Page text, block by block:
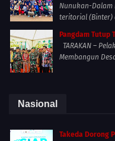
Nunukan-
teritorial (Binter)
Pangdam Tutup
TARAKAN –
Membangun
Nasional
Takeda Dorong